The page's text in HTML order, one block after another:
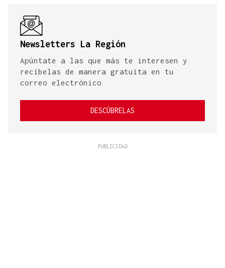
Newsletters La Región
Apúntate a las que más te interesen y
recíbelas de manera gratuita en tu
correo electrónico
DESCÚBRELAS